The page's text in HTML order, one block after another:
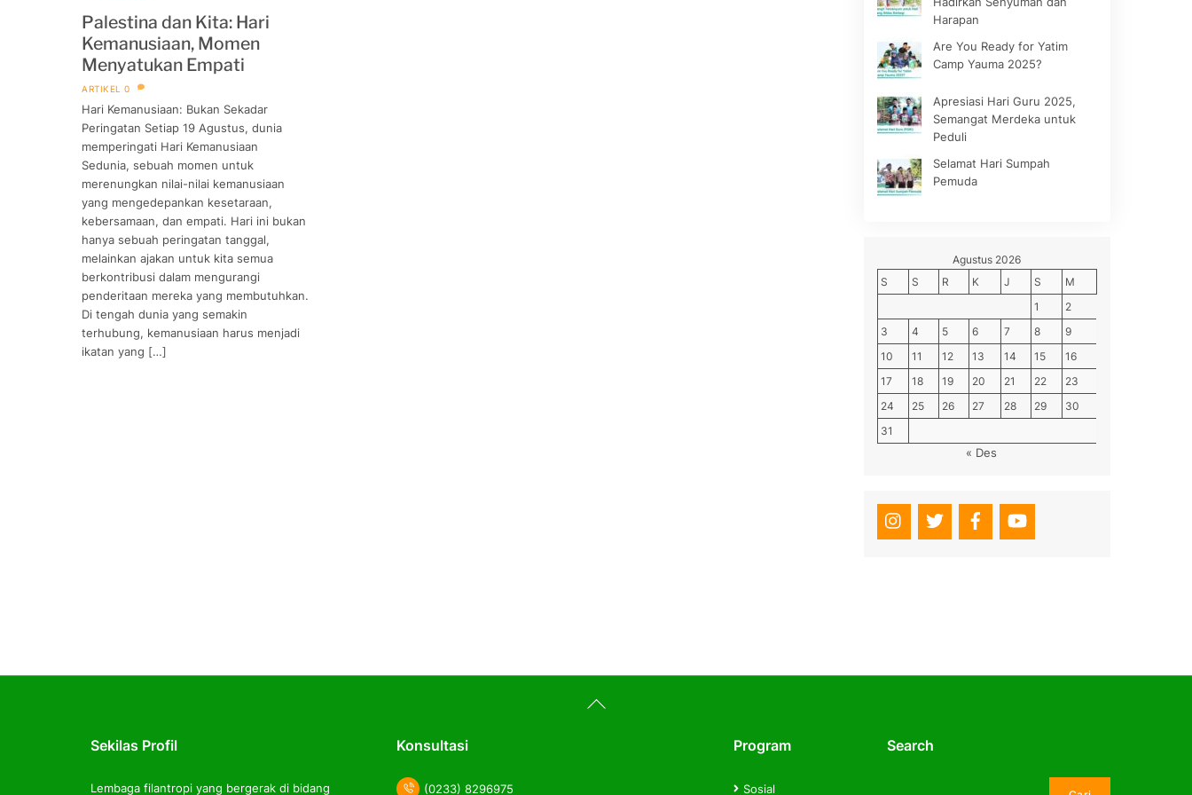
Palestina dan Kita: Hari
Kemanusiaan, Momen
Menyatukan Empati
ARTIKEL 0
Hari Kemanusiaan: Bukan Sekadar
Peringatan Setiap 19 Agustus, dunia
memperingati Hari Kemanusiaan
Sedunia, sebuah momen untuk
merenungkan nilai-nilai kemanusiaan
yang mengedepankan kesetaraan,
kebersamaan, dan empati. Hari ini bukan
hanya sebuah peringatan tanggal,
melainkan ajakan untuk kita semua
berkontribusi dalam mengurangi
penderitaan mereka yang membutuhkan.
Di tengah dunia yang semakin
terhubung, kemanusiaan harus menjadi
ikatan yang […]
Harapan
Are You Ready for Yatim
Camp Yauma 2025?
Apresiasi Hari Guru 2025,
Semangat Merdeka untuk
Peduli
Selamat Hari Sumpah
Pemuda
Agustus 2026
S
S R K J S
M
1
2
3
4 5 6 7 8
9
10
11 12 13 14 15
16
17
18 19 20 21 22
23
24
25 26 27 28 29
30
31
« Des
Back
To
Sekilas Profil
Lembaga filantropi yang bergerak di bidang
Konsultasi
(0233) 8296975
Program
Sosial
Search